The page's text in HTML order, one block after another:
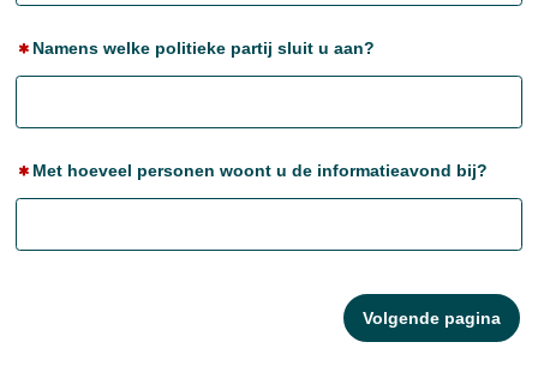
Namens welke politieke partij sluit u aan?
Met hoeveel personen woont u de informatieavond bij?